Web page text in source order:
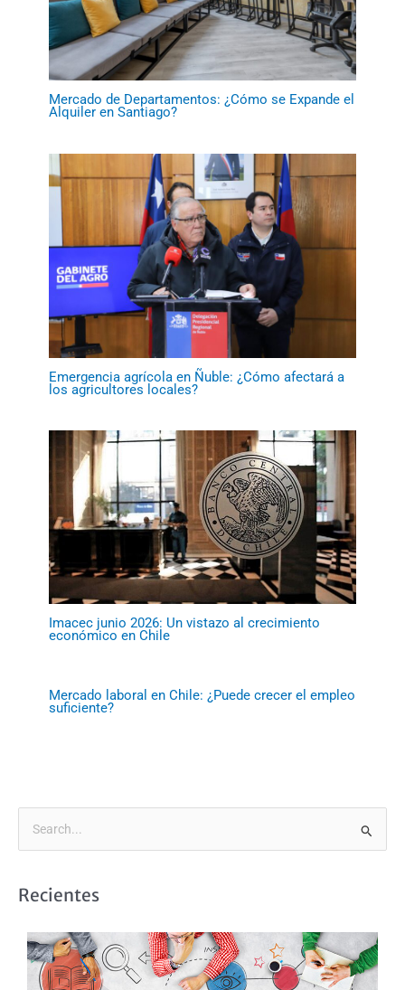
Mercado de Departamentos: ¿Cómo se Expande el
Alquiler en Santiago?
Emergencia agrícola en Ñuble: ¿Cómo afectará a
los agricultores locales?
Imacec junio 2026: Un vistazo al crecimiento
económico en Chile
Mercado laboral en Chile: ¿Puede crecer el empleo
suficiente?
cRecientes